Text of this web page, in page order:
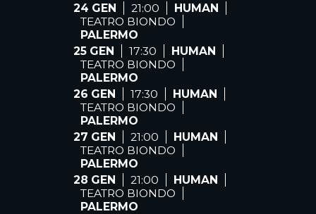
24 GEN
21:00
HUMAN
TEATRO BIONDO
PALERMO
25 GEN
17:30
HUMAN
TEATRO BIONDO
PALERMO
26 GEN
17:30
HUMAN
TEATRO BIONDO
PALERMO
27 GEN
21:00
HUMAN
TEATRO BIONDO
PALERMO
28 GEN
21:00
HUMAN
TEATRO BIONDO
PALERMO